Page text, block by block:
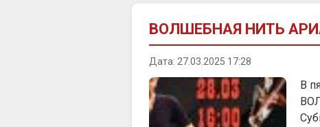
ВОЛШЕБНАЯ НИТЬ
Дата: 27.03.2025 17:28
В